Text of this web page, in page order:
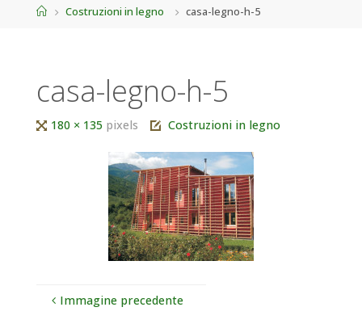
HomeCostruzioni in legno casa-legno-h-5
casa-legno-h-5
Tutta180 × 135 pixels Costruzioni in legno
Immagine precedente